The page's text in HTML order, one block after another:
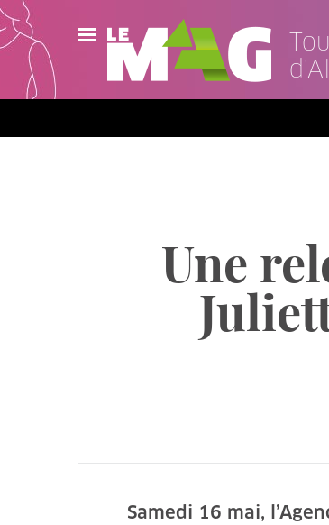
Actualités
Agenda
Une
Samedi 16 mai,